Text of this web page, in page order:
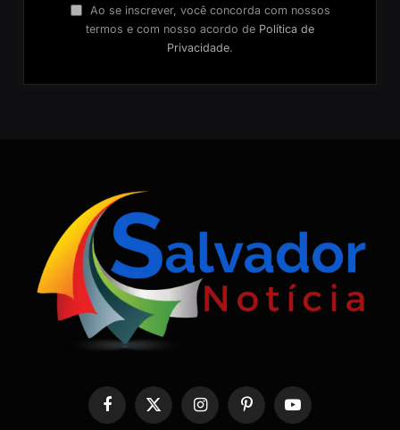
Ao se inscrever, você concorda com nossos
termos e com nosso acordo de Política de
Privacidade.
Facebook
X
InstagramPinterestYouTube